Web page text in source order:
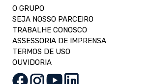
O GRUPO
SEJA NOSSO PARCEIRO
TRABALHE CONOSCO
ASSESSORIA DE IMPRENSA
TERMOS DE USO
OUVIDORIA